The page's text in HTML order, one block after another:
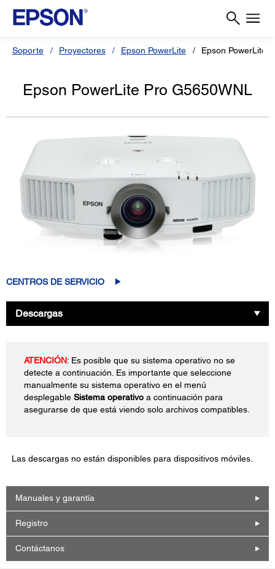
Soporte Proyectores Epson PowerLite Epson PowerLite
Epson PowerLite Pro G5650WNL
CENTROS DE SERVICIO
Descargas
ATENCIÓN: Es posible que su sistema operativo no se
detecte a continuación. Es importante que seleccione
manualmente su sistema operativo en el menú
desplegable Sistema operativo a continuación para
asegurarse de que está viendo solo archivos compatibles.
Las descargas no están disponibles para dispositivos móviles.
Manuales y garantía
Registro
Contáctanos